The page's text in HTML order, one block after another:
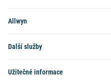
Allwyn
Další služby
Užitečné informace